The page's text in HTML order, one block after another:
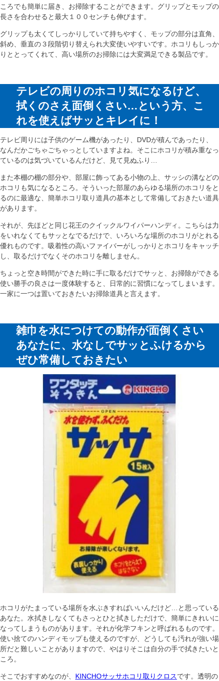
ころでも簡単に届き、お掃除することができます。グリップとモップの
長さを合わせると最大１００センチも伸びます。
グリップも太くてしっかりしていて持ちやすく、モップの部分は直角、
斜め、垂直の３段階切り替えられ大変使いやすいです。ホコリもしっか
りととってくれて、高い場所のお掃除には大変満足できる製品です。
テレビの周りのホコリ気になるけど、
拭くのさえ面倒くさい…という方、こ
れを使えばサッとキレイに！
テレビ周りには子供のゲーム機があったり、DVDが積んであったり、
なんだかごちゃごちゃっとしていますよね。そこにホコリが積み重なっ
ているのは気づいているんだけど、見て見ぬふり…
また本棚の棚の部分や、部屋に飾ってある小物の上、サッシの溝などの
ホコリも気になるところ。そういった部屋のあらゆる場所のホコリをと
るのに最適な、簡単ホコリ取り道具の基本として常備しておきたい道具
があります。
それが、先ほどと同じ花王のクイックルワイパーハンディ。こちらは力
をいれなくてもサッとなでるだけで、いろいろな場所のホコリがとれる
優れものです。吸着性の高いファイバーがしっかりとホコリをキャッチ
し、取るだけでなくそのホコリを離しません。
ちょっと空き時間ができた時に手に取るだけでサッと、お掃除ができる
使い勝手の良さは一度体験すると、日常的に習慣になってしまいます。
一家に一つは置いておきたいお掃除道具と言えます。
雑巾を水につけての動作が面倒くさい
あなたに、水なしでサッとふけるから
ぜひ常備しておきたい
ホコリがたまっている場所を水ぶきすればいいんだけど…と思っている
あなた。水拭きしなくてもさっとひと拭きしただけで、簡単にきれいに
なってしまうものがあります。それが化学フキンと呼ばれるものです。
使い捨てのハンディモップも使えるのですが、どうしても汚れが強い場
所だと難しいことがありますので、やはりそこは自分の手で拭きたいと
ころ。
そこでおすすめなのが、 KINCHOサッサホコリ取りクロスです。透明の